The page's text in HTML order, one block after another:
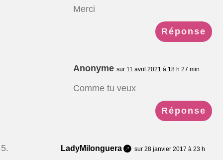
Merci
Réponse
Anonyme sur 11 avril 2021 à 18 h 27 min
Comme tu veux
Réponse
LadyMilonguera sur 28 janvier 2017 à 23 h